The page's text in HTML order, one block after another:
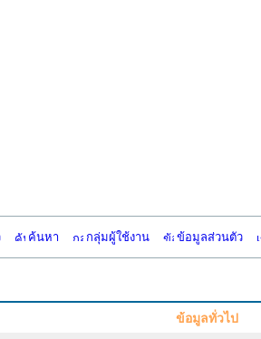
ค้นหา กลุ่มผู้ใช้งาน ข้อมูลส่วนตัว
ข้อมูลทั่วไป